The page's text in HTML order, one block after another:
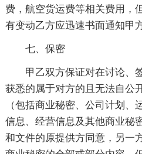
费，航空货运费等相关费用，
有变动乙方应迅速书面通知甲方
七、保密
甲乙双方保证对在讨论、
获悉的属于对方的且无法自公
（包括商业秘密、公司计划
信息、经营信息及其他商业秘
和文件的原提供方同意，另一